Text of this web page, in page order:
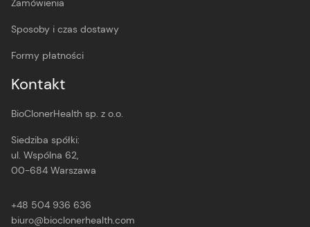
Sposoby i czas dostawy
Formy płatności
Kontakt
BioClonerHealth sp. z o.o.
Siedziba spółki:
ul. Wspólna 62,
00-684 Warszawa
+48 504 936 636
biuro@bioclonerhealth.com